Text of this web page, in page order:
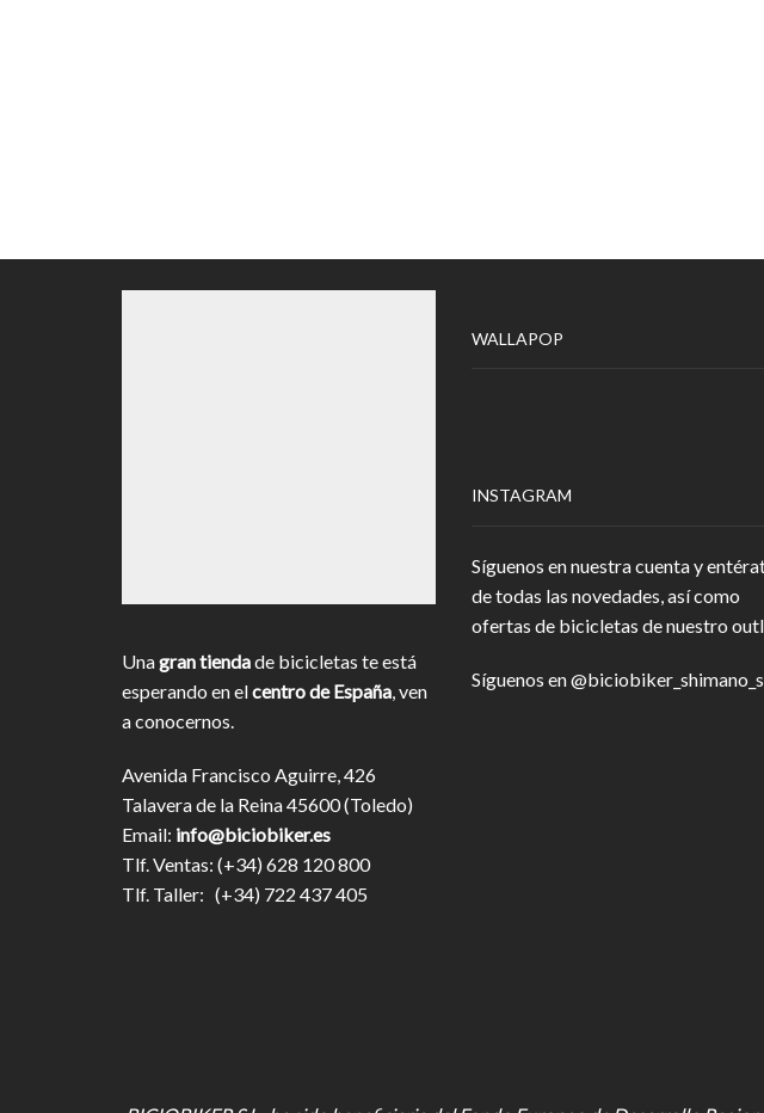
Unagran tiendade bicicletas te está
esperando en elcentro de España , ven
a conocernos.
Avenida Francisco Aguirre, 426
Talavera de la Reina 45600 (Toledo)
Email: info@biciobiker.es
Tlf. Ventas: (+34) 628 120 800
Tlf. Taller: (+34) 722 437 405
WALLAPOP
INSTAGRAM
Síguenos en nuestra cuenta y
de todas las novedades, así como
ofertas de bicicletas de nuestro
Síguenos en